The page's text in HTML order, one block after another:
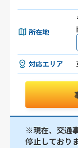
所在地
対応エリア
※現在、交通
停止しており